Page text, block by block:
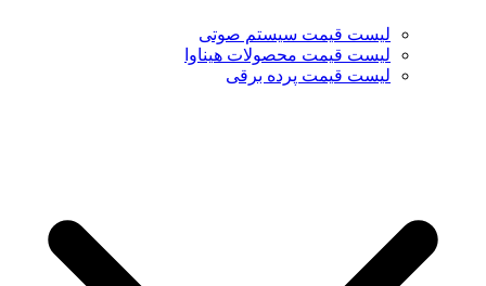
لیست قیمت سیستم صوتی
لیست قیمت محصولات هیناوا
لیست قیمت پرده برقی